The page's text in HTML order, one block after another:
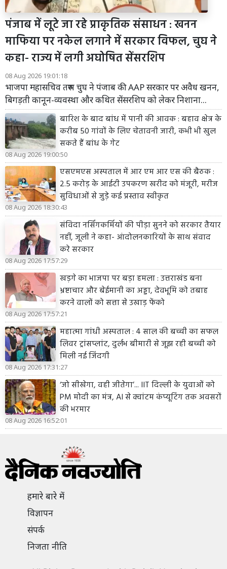
पंजाब में लूटे जा रहे प्राकृतिक संसाधन : खनन
माफिया पर नकेल लगाने में सरकार विफल, चुघ ने
कहा- राज्य में लगी अघोषित सेंसरशिप
08 Aug 2026 19:01:18
भाजपा महासचिव तरुण चुघ ने पंजाब की AAP सरकार पर अवैध खनन,
बिगड़ती कानून-व्यवस्था और कथित सेंसरशिप को लेकर निशाना...
बारिश के बाद बांध में पानी की आवक : बहाव क्षेत्र के
करीब 50 गांवों के लिए चेतावनी जारी, कभी भी खुल
सकते हैं बांध के गेट
08 Aug 2026 19:00:50
एसएमएस अस्पताल में आर एम आर एस की बैठक :
2.5 करोड़ के आईटी उपकरण खरीद को मंजूरी, मरीज
सुविधाओं से जुड़े कई प्रस्ताव स्वीकृत
08 Aug 2026 18:30:43
संविदा नर्सिंगकर्मियों की पीड़ा सुनने को सरकार तैयार
नहीं, जूली ने कहा- आंदोलनकारियों के साथ संवाद
करे सरकार
08 Aug 2026 17:57:29
खड़गे का भाजपा पर बड़ा हमला : उत्तराखंड बना
भ्रष्टाचार और बेईमानी का अड्डा, देवभूमि को तबाह
करने वालों को सत्ता से उखाड़ फेंको
08 Aug 2026 17:57:21
महात्मा गांधी अस्पताल : 4 साल की बच्ची का सफल
लिवर ट्रांसप्लांट, दुर्लभ बीमारी से जूझ रही बच्ची को
मिली नई जिंदगी
08 Aug 2026 17:31:27
‘जो सीखेगा, वही जीतेगा’... IIT दिल्ली के युवाओं को
PM मोदी का मंत्र, AI से क्वांटम कंप्यूटिंग तक अवसरों
की भरमार
08 Aug 2026 16:52:01
हमारे बारे में
विज्ञापन
संपर्क
निजता नीति